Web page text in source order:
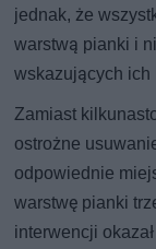
jednak, że
warstwą pianki i
wskazujących ich
Zamiast
ostrożne
odpowiednie
warstwę pianki
interwencji